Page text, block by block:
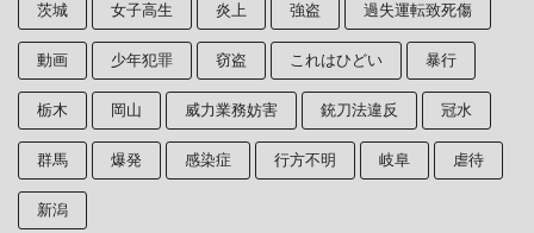
茨城 女子高生 炎上 強盗 過失運転致死傷
動画 少年犯罪 窃盗 これはひどい 暴行
栃木 岡山 威力業務妨害 銃刀法違反 冠水
群馬 爆発 感染症 行方不明 岐阜 虐待
新潟